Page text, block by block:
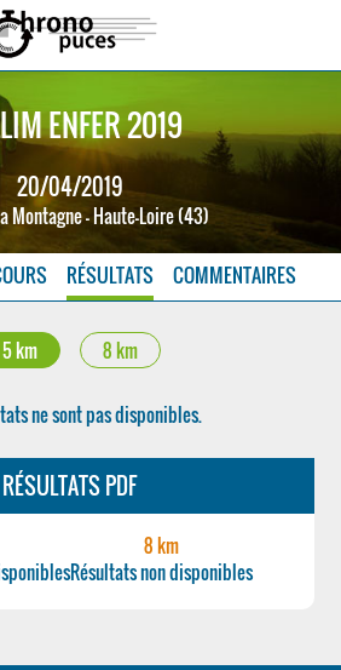
ENFER 2019
20/04/2019
Montagne - Haute-Loire (43)
RÉSULTATS COMMENTAIRES
5 km 8 km
ne sont pas disponibles.
RÉSULTATS PDF
8 km
Résultats non disponibles